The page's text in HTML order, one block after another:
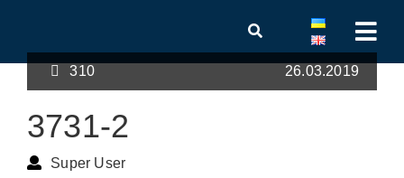
310 26.03.2019
3731-2
Super User